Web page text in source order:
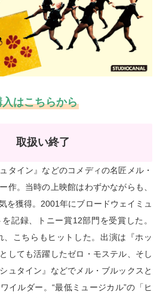
入はこちらから
取扱い終了
タイン』などのコメディの名匠メル・
作。当時の上映館はわずかながらも、
を獲得。2001年にブロードウェイミュ
記録、トニー賞12部門を受賞した。
、こちらもヒットした。出演は『ホッ
しても活躍したゼロ・モステル、そし
ュタイン』などでメル・ブルックスと
イルダー。“最低ミュージカル”の「ヒ